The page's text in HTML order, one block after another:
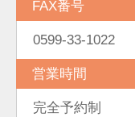
FAX番号
0599-33-1022
営業時間
完全予約制